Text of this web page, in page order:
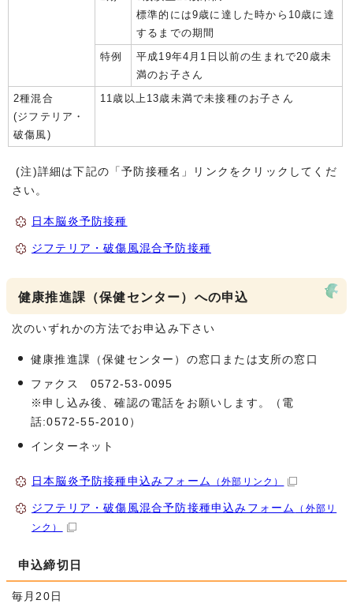
標準的には9歳に達した時から10歳に達
するまでの期間
特例
平成19年4月1日以前の生まれで20歳未
満のお子さん
2種混合
(ジフテリア・
破傷風)
11歳以上13歳未満で未接種のお子さん
(注)詳細は下記の「予防接種名」リンクをクリックしてくだ
さい。
日本脳炎予防接種
ジフテリア・破傷風混合予防接種
健康推進課（保健センター）への申込
次のいずれかの方法でお申込み下さい
健康推進課（保健センター）の窓口または支所の窓口
ファクス 0572-53-0095
※申し込み後、確認の電話をお願いします。（電
話:0572-55-2010）
インターネット
日本脳炎予防接種申込みフォーム （外部リンク）
ジフテリア・破傷風混合予防接種申込みフォーム
（外部リ
ンク）
申込締切日
毎月20日